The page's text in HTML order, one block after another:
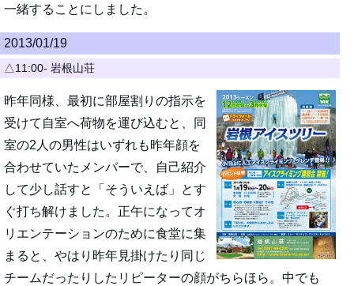
一緒することにしました。
2013/01/19
△11:00- 岩根山荘
昨年同様、最初に部屋割りの指示を
受けて自室へ荷物を運び込むと、同
室の2人の男性はいずれも昨年顔を
合わせていたメンバーで、自己紹介
して少し話すと「そういえば」とす
ぐ打ち解けました。正午になってオ
リエンテーションのために食堂に集
まると、やはり昨年見掛けたり同じ
チームだったりしたリピーターの顔がちらほら。中でも